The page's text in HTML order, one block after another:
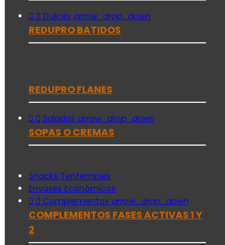
  Dulces arrow_drop_down
REDUPRO BATIDOS
REDUPRO FLANES
  Salados arrow_drop_down
SOPAS O CREMAS
Snacks Tentempies
Envases Económicos
  Complementos arrow_drop_down
COMPLEMENTOS FASES ACTIVAS 1 Y
2